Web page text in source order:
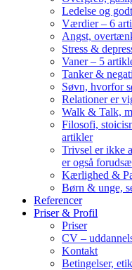
Ledelse og
Værdier – 6
Angst,
Stress &
Vaner – 5
Tanker &
Søvn, hvorfor
Relationer er
Walk & Talk,
Filosofi,
artikler
Trivsel er ikke
er også
Kærlighed &
Børn & unge,
Referencer
Priser & Profil
Priser
CV –
Kontakt
Betingelser,